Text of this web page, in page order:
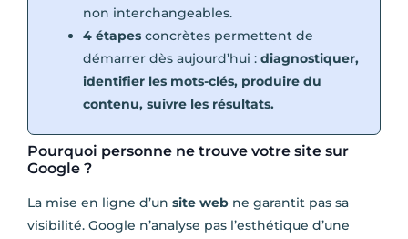
non interchangeables.
4 étapes concrètes permettent de
démarrer dès aujourd’hui : diagnostiquer,
identifier les mots-clés, produire du
contenu, suivre les résultats.
Pourquoi personne ne trouve votre site sur
Google ?
La mise en ligne d’un site web ne garantit pas sa
visibilité. Google n’analyse pas l’esthétique d’une